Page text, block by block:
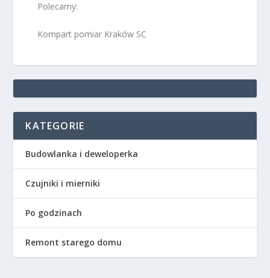
Polecamy:
Kompart pomiar Kraków SC
KATEGORIE
Budowlanka i deweloperka
Czujniki i mierniki
Po godzinach
Remont starego domu